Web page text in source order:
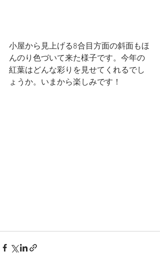
小屋から見上げる8合目方面の斜面もほ
んのり色づいて来た様子です。今年の
紅葉はどんな彩りを見せてくれるでし
ょうか。いまから楽しみです！